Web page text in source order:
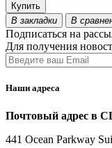
Купить
В закладки
В
Подписаться на
Для получения
Наши адреса
Почтовый адрес в
441 Ocean Parkway